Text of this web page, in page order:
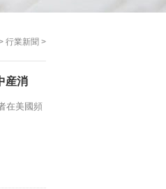
行業新聞 >
産消
在美國頻